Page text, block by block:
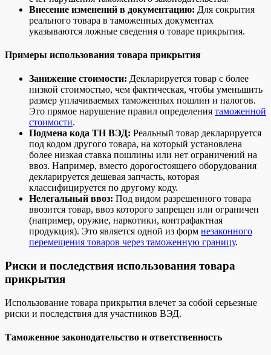
Внесение изменений в документацию: Для сокрытия
реального товара в таможенных документах
указываются ложные сведения о товаре прикрытия.
Примеры использования товара прикрытия
Занижение стоимости: Декларируется товар с более
низкой стоимостью, чем фактическая, чтобы уменьшить
размер уплачиваемых таможенных пошлин и налогов.
Это прямое нарушение правил определения таможенной
стоимости.
Подмена кода ТН ВЭД: Реальный товар декларируется
под кодом другого товара, на который установлена
более низкая ставка пошлины или нет ограничений на
ввоз. Например, вместо дорогостоящего оборудования
декларируется дешевая запчасть, которая
классифицируется по другому коду.
Нелегальный ввоз: Под видом разрешенного товара
ввозится товар, ввоз которого запрещен или ограничен
(например, оружие, наркотики, контрафактная
продукция). Это является одной из форм незаконного
перемещения товаров через таможенную границу.
Риски и последствия использования товара
прикрытия
Использование товара прикрытия влечет за собой серьезные
риски и последствия для участников ВЭД.
Таможенное законодательство и ответственность